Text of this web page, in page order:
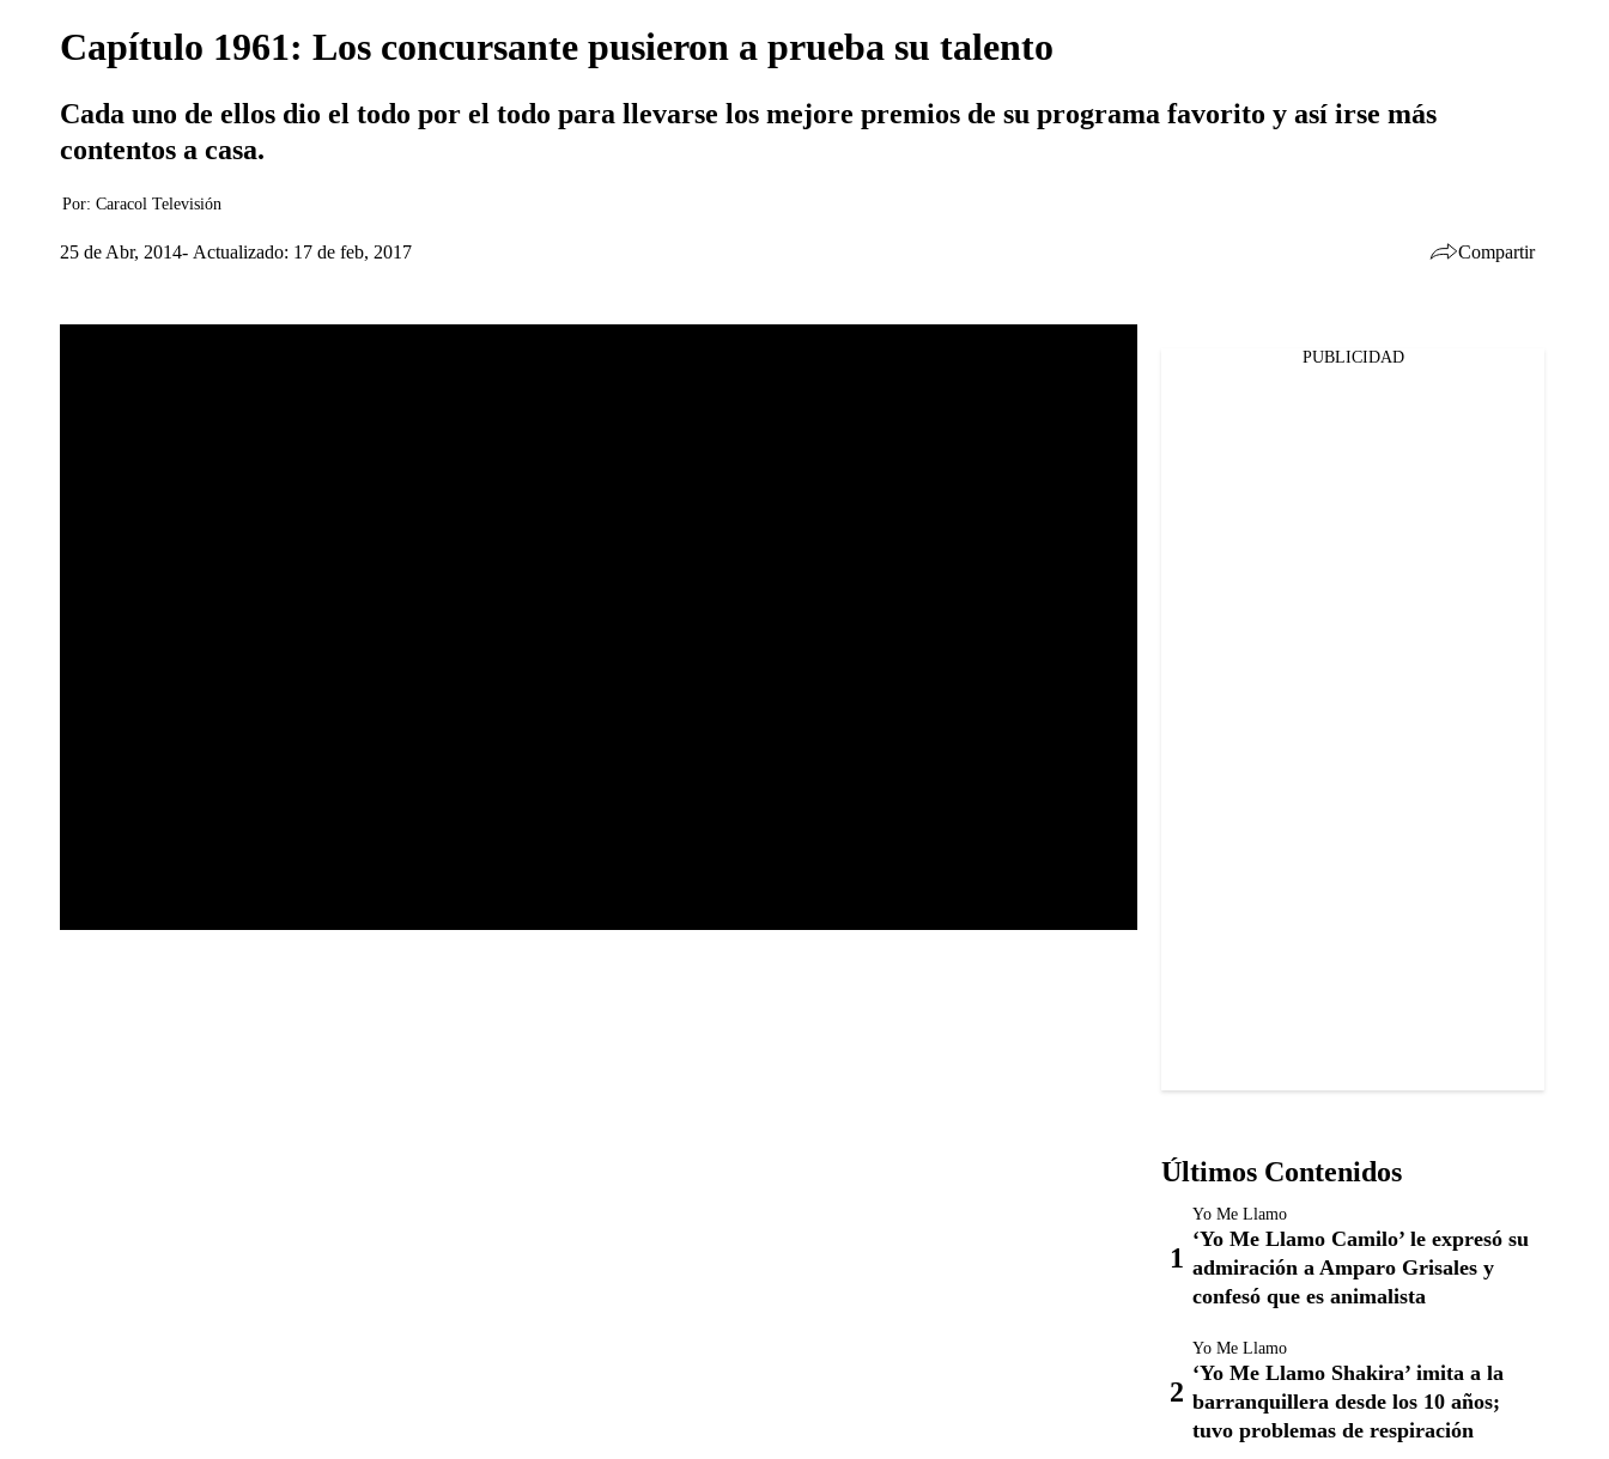
Capítulo 1961: Los concursante pusieron a prueba su talento
Cada uno de ellos dio el todo por el todo para llevarse los mejore premios de su programa favorito y así irse más
contentos a casa.
Por: Caracol Televisión
25 de Abr, 2014 Actualizado: 17 de feb, 2017 Compartir
PUBLICIDAD
Últimos Contenidos
Yo Me Llamo
‘Yo Me Llamo Camilo’ le expresó su
admiración a Amparo Grisales y
confesó que es animalista
Yo Me Llamo
‘Yo Me Llamo Shakira’ imita a la
barranquillera desde los 10 años;
tuvo problemas de respiración